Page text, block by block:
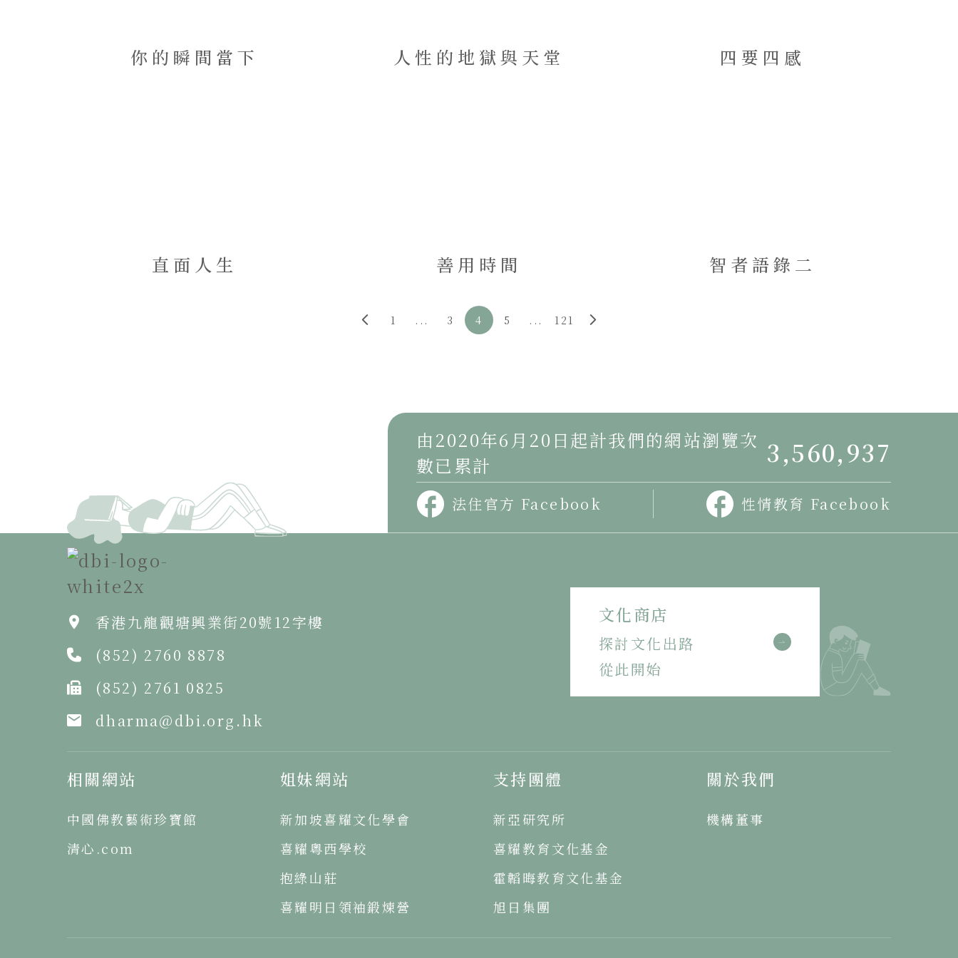
你的瞬間當下 人性的地獄與天堂 四要四感
直面人生 善用時間 智者語錄二
1 ... 3 4 5 ... 121
由2020年6月20日起計我們的網站瀏覽次
數已累計
3,560,937
法住官方 Facebook 性情教育 Facebook
香港九龍觀塘興業街20號12字樓
(852) 2760 8878
(852) 2761 0825
dharma@dbi.org.hk
文化商店
探討文化出路
從此開始
相關網站
中國佛教藝術珍寶館
清心.com
姐妹網站
新加坡喜耀文化學會
喜耀粵西學校
抱綠山莊
喜耀明日領袖鍛煉營
支持團體
新亞研究所
喜耀教育文化基金
霍韜晦教育文化基金
旭日集團
關於我們
機構董事